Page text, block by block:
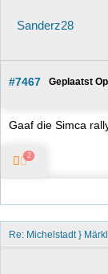
Sanderz28
#7467 Geplaatst
Gaaf die Simca
2
Re: Michelstadt }